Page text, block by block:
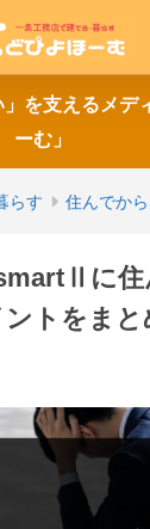
」を支えるメデ
ーむ」
らす 住んでか
に
トをまと